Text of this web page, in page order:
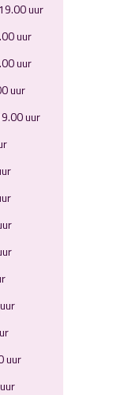
uur
uur
uur
uur
uur
uur